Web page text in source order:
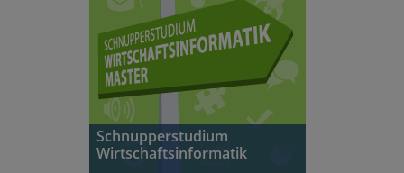
Schnupperstudium
Wirtschaftsinformatik